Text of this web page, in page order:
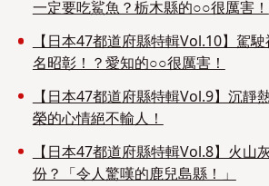
一定要吃鯊魚？栃木縣的○○很厲害！
【日本47都道府縣特輯Vol.10】駕
名昭彰！？愛知的○○很厲害！
【日本47都道府縣特輯Vol.9】沉靜
榮的心情絕不輸人！
【日本47都道府縣特輯Vol.8】火山
份？「令人驚嘆的鹿兒島縣！」